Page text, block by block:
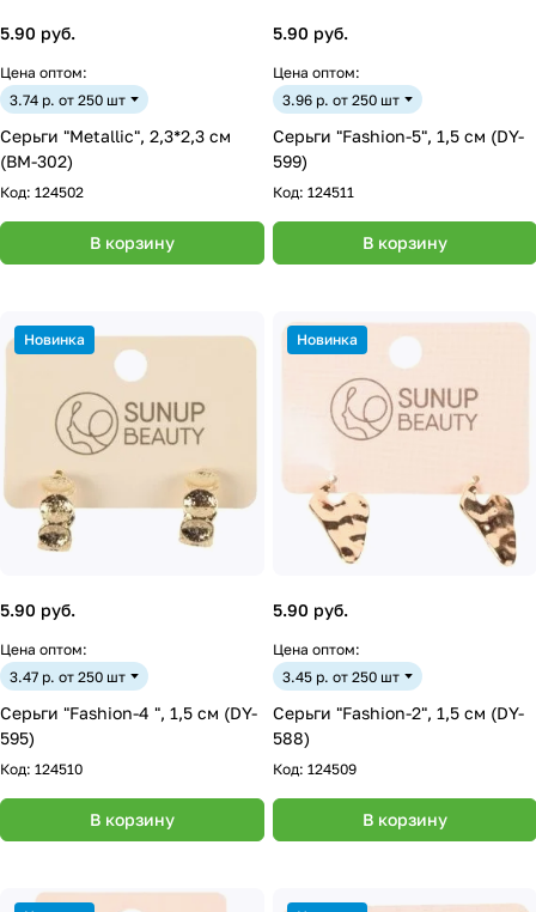
5.90 руб.
Цена оптом:
3.74 р. от 250 шт
Серьги "Metallic", 2,3*2,3 см
(BM-302)
Код: 124502
В корзину
5.90 руб.
Цена оптом:
3.96 р. от 250 шт
Серьги "Fashion-5", 1,5 см (DY-
599)
Код: 124511
В корзину
Новинка
5.90 руб.
Цена оптом:
3.47 р. от 250 шт
Серьги "Fashion-4 ", 1,5 см (DY-
595)
Код: 124510
В корзину
Новинка
5.90 руб.
Цена оптом:
3.45 р. от 250 шт
Серьги "Fashion-2", 1,5 см (DY-
588)
Код: 124509
В корзину